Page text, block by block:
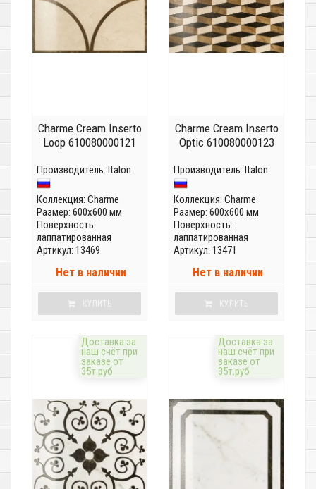
Charme Cream Inserto
Loop 610080000121
Производитель: Italon
Коллекция: Charme
Размер: 600x600 мм
Поверхность:
лаппатированная
Артикул: 13469
Нет в наличии
КУПИТЬ
Charme Cream Inserto
Optic 610080000123
Производитель: Italon
Коллекция: Charme
Размер: 600x600 мм
Поверхность:
лаппатированная
Артикул: 13471
Нет в наличии
КУПИТЬ
Доставка за
наш счёт при
заказе от
35т.руб
Доставка за
наш счёт при
заказе от
35т.руб